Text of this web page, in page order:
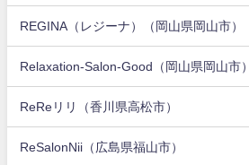
REGINA（レジーナ）（岡山県岡山市）
Relaxation-Salon-Good（岡山県岡山市）
ReReリリ（香川県高松市）
ReSalonNii（広島県福山市）